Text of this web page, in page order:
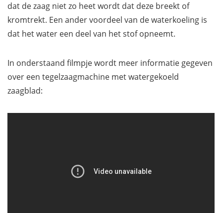
dat de zaag niet zo heet wordt dat deze breekt of
kromtrekt. Een ander voordeel van de waterkoeling is
dat het water een deel van het stof opneemt.
In onderstaand filmpje wordt meer informatie gegeven
over een tegelzaagmachine met watergekoeld
zaagblad: